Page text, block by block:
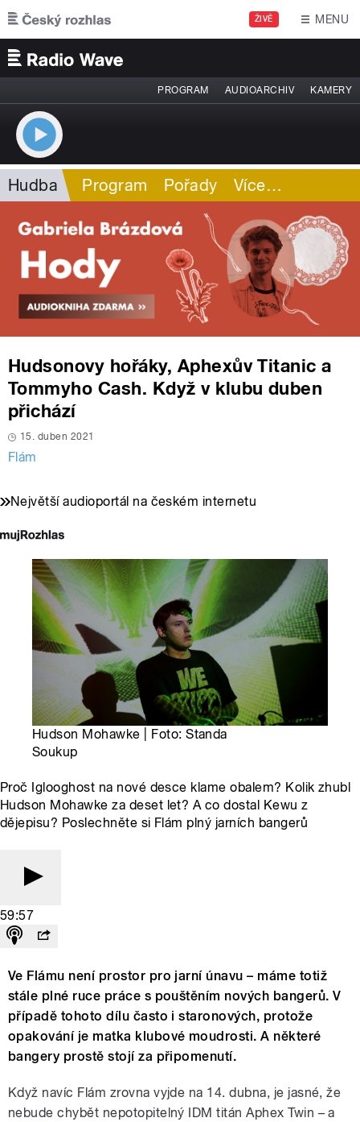
Přejít k hlavnímu obsahu
ŽIVĚ MENU
PROGRAM AUDIOARCHIV KAMERY
Hudba Program Pořady Více…
Hudsonovy hořáky, Aphexův Titanic a
Tommyho Cash. Když v klubu duben
přichází
15. duben 2021
Flám
Největší audioportál na českém internetu
Hudson Mohawke | Foto: Standa
Soukup
Proč Iglooghost na nové desce klame obalem? Kolik zhubl
Hudson Mohawke za deset let? A co dostal Kewu z
dějepisu? Poslechněte si Flám plný jarních bangerů
59:57
Ve Flámu není prostor pro jarní únavu – máme totiž
stále plné ruce práce s pouštěním nových bangerů. V
případě tohoto dílu často i staronových, protože
opakování je matka klubové moudrosti. A některé
bangery prostě stojí za připomenutí.
Když navíc Flám zrovna vyjde na 14. dubna, je jasné, že
nebude chybět nepotopitelný IDM titán Aphex Twin – a